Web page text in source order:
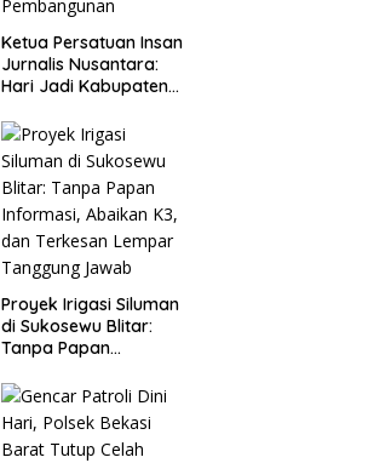
Ketua Persatuan Insan
Jurnalis Nusantara:
Hari Jadi Kabupaten
Momentum Perkuat
Sinergi Pembangunan
Proyek Irigasi Siluman
di Sukosewu Blitar:
Tanpa Papan
dan Terkesan Lempar
Tanggung Jawab